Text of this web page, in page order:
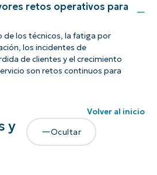
retos operativos para
de los técnicos, la fatiga por
los incidentes de
de clientes y el crecimiento
son retos continuos para
Volver al inicio
y
Ocultar